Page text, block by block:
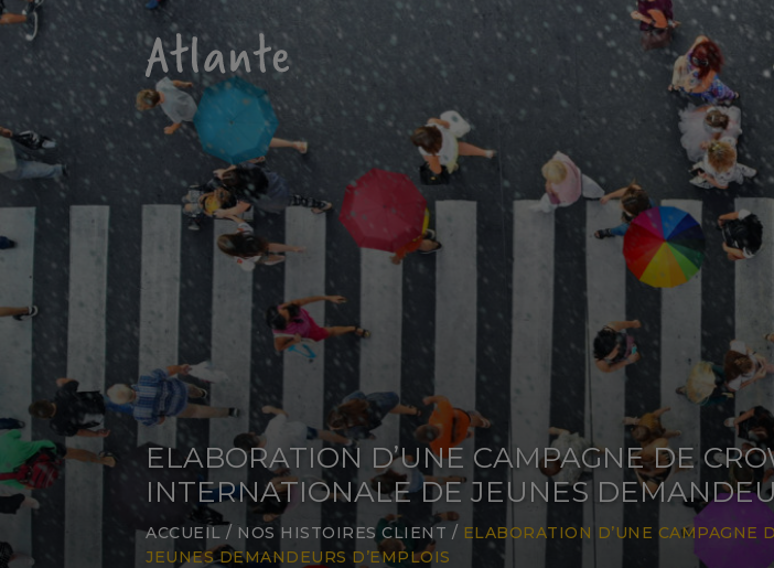
ELABORATION D’UNE CAMPAGNE DE
INTERNATIONALE DE JEUNES
ACCUEIL / NOS HISTOIRES CLIENT / ELABORATION D’UNE
JEUNES DEMANDEURS D’EMPLOIS